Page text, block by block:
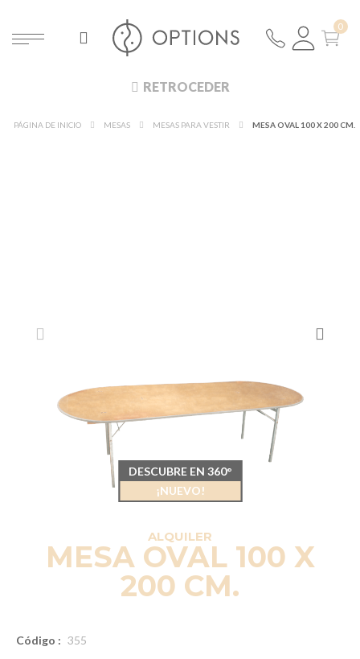
RETROCEDER
PÁGINA DE INICIO MESAS MESAS PARA VESTIR MESA OVAL 100 X 200 CM.
ALQUILER
MESA OVAL 100 X
200 CM.
Código : 355
DESCUBRE EN 360°
¡NUEVO!